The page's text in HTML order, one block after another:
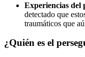
Experiencias del
detectado que
traumáticos que
¿Quién es el